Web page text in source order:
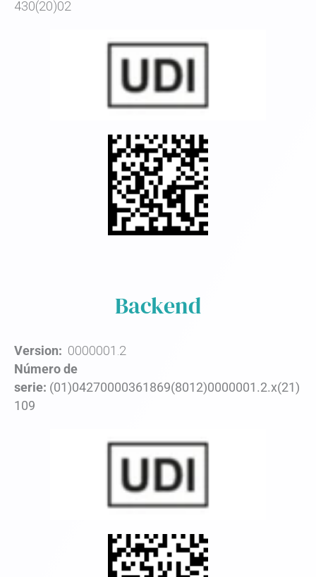
430(20)02
Backend
Version: 0000001.2
Número de
serie: (01)04270000361869(8012)0000001.2.x(21)
109